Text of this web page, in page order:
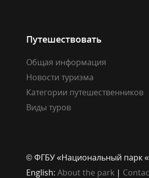
Путешествовать
Общая информация
Новости туризма
Категории путешественников
Виды туров
© ФГБУ «Национальный парк
English: About the park |